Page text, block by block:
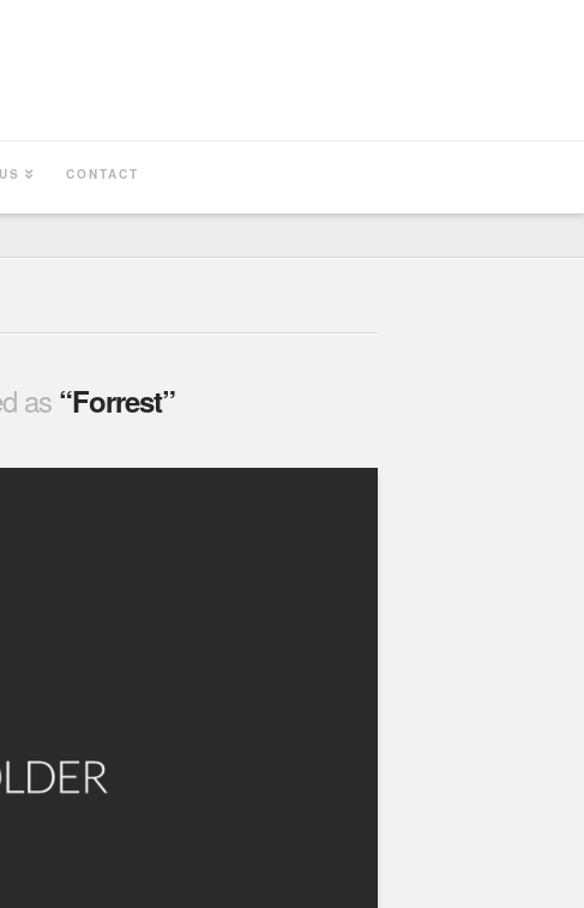
CONTACT
as “Forrest”